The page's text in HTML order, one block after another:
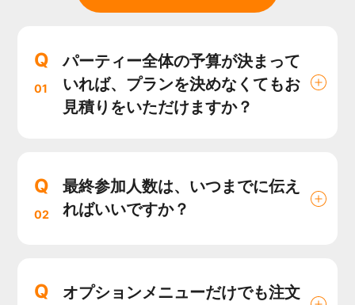
Q
01
パーティー全体の予算が決まって
いれば、プランを決めなくてもお
見積りをいただけますか？
Q
02
最終参加人数は、いつまでに伝え
ればいいですか？
Q
オプションメニューだけでも注文